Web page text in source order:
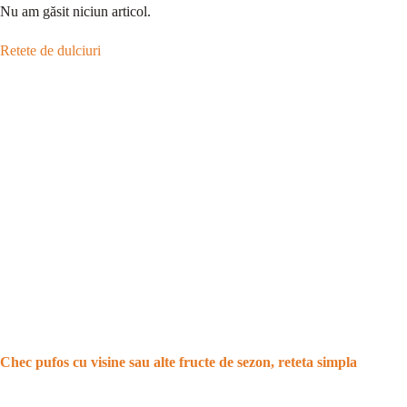
Nu am găsit niciun articol.
Retete de dulciuri
Chec pufos cu visine sau alte fructe de sezon, reteta simpla